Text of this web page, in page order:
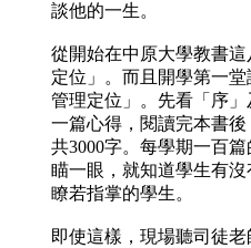
談他的一生。
從開始在中原大學教書
定位」。而且開學第一
管理定位」。先看「序
一篇心得，閱讀完本書
共3000字。每學期一百篇
瞄一眼，就知道學生有
瞭若指掌的學生。
即使這樣，現場聽司徒